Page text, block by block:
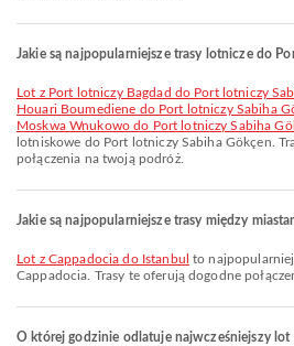
Jakie są najpopularniejsze trasy lotnicze do
lot z Port lotniczy Bagdad do Port lotniczy
Houari Boumediene do Port lotniczy Sabiha
Moskwa Wnukowo do Port lotniczy Sabiha
lotniskowe do Port lotniczy Sabiha Gökçen.
połączenia na twoją podróż.
Jakie są najpopularniejsze trasy między
lot z Cappadocia do Istanbul to
Cappadocia. Trasy te oferują dogodne
O której godzinie odlatuje najwcześniejszy lot